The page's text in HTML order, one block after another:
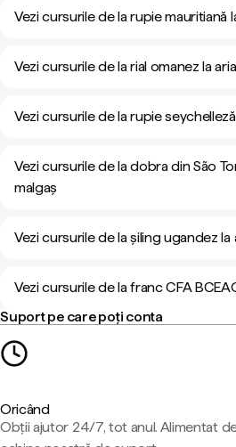
Vezi cursurile de la rupie mauritiană
Vezi cursurile de la rial omanez la
Vezi cursurile de la rupie
Vezi cursurile de la dobra din São
malgaș
Vezi cursurile de la șiling ugandez la
Vezi cursurile de la franc CFA
Suport pe care poți conta
Oricând
Obții ajutor 24/7, tot anul. Alimentat